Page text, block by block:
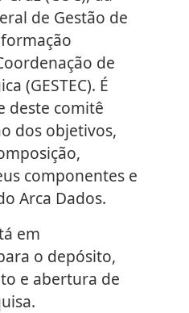
de Gestão de
de
(GESTEC). É
deste comitê
dos objetivos,
componentes e
Arca Dados.
em
o depósito,
e abertura de